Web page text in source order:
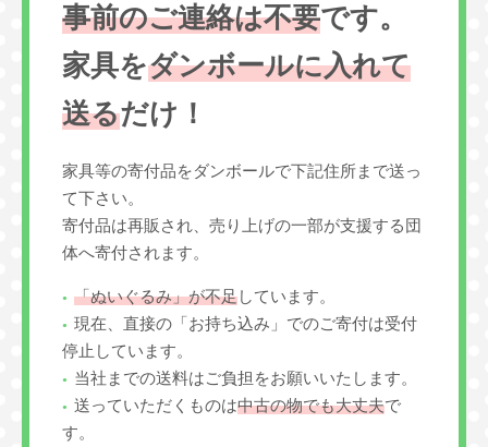
事前のご連絡は不要です。
家具をダンボールに入れて
送るだけ！
家具等の寄付品をダンボールで下記住所まで送っ
て下さい。
寄付品は再販され、売り上げの一部が支援する団
体へ寄付されます。
「ぬいぐるみ」が不足しています。
現在、直接の「お持ち込み」でのご寄付は受付
停止しています。
当社までの送料はご負担をお願いいたします。
送っていただくものは中古の物でも大丈夫で
す。